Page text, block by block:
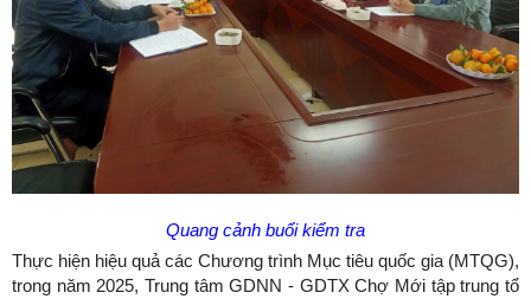
Quang cảnh buổi kiểm tra
Thực hiện hiệu quả các Chương trình Mục tiêu quốc gia (MTQG),
trong năm 2025, Trung tâm GDNN - GDTX Chợ Mới tập trung tổ